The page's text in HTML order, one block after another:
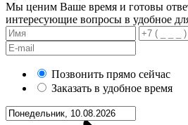
Мы ценим Ваше время и готовы
интересующие вопросы в удобное
Позвонить прямо сейчас
Заказать в удобное время